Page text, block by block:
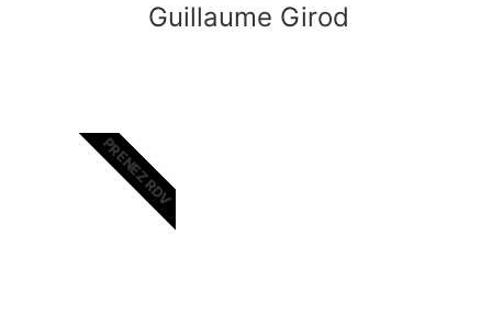
Guillaume Girod
PRENEZ RDV